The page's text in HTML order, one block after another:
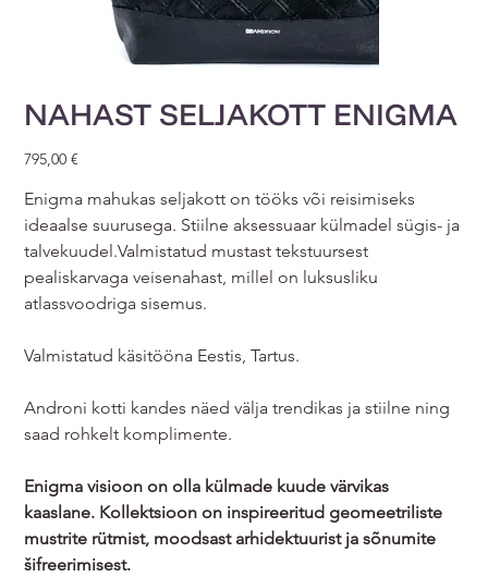
NAHAST SELJAKOTT ENIGMA
Price
795,00 €
Enigma mahukas seljakott on tööks või reisimiseks
ideaalse suurusega. Stiilne aksessuaar külmadel sügis- ja
talvekuudel.Valmistatud mustast tekstuursest
pealiskarvaga veisenahast, millel on luksusliku
atlassvoodriga sisemus.
Valmistatud käsitööna Eestis, Tartus.
Androni kotti kandes näed välja trendikas ja stiilne ning
saad rohkelt komplimente.
Enigma visioon on olla külmade kuude värvikas
kaaslane. Kollektsioon on inspireeritud geomeetriliste
mustrite rütmist, moodsast arhidektuurist ja sõnumite
šifreerimisest.